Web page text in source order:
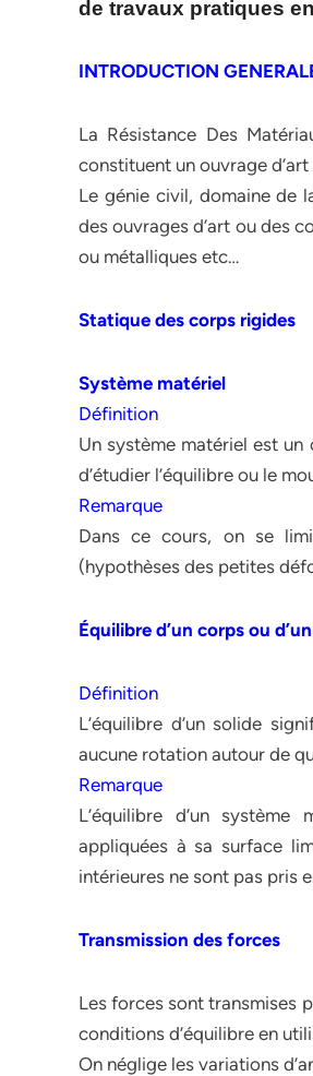
de travaux pratiques
INTRODUCTION
La Résistance Des
constituent un ouvrage
Le génie civil, domaine de
des ouvrages d’art ou des
ou métalliques etc…
Statique des corps rigides
Système matériel
Définition
Un système matériel est
d’étudier l’équilibre ou le
Remarque
Dans ce cours, on se
(hypothèses des petites
Équilibre d’un corps ou
Définition
L’équilibre d’un solide
aucune rotation autour de
Remarque
L’équilibre d’un
appliquées à sa surface
intérieures ne sont pas pris
Transmission des forces
Les forces sont transmises
conditions d’équilibre en
On néglige les variations